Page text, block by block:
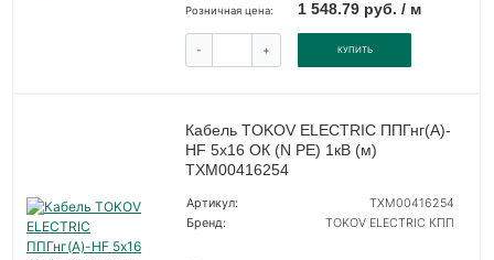
Розничная цена: 1 548.79 руб. / м
- + КУПИТЬ
Кабель TOKOV ELECTRIC ППГнг(А)-
HF 5х16 ОК (N PE) 1кВ (м)
ТХМ00416254
Артикул:
ТХМ00416254
Бренд:
TOKOV ELECTRIC КПП